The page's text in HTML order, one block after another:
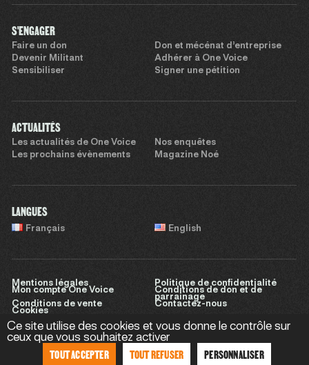
S'ENGAGER
Faire un don
Don et mécénat d’entreprise
Devenir Militant
Adhérer à One Voice
Sensibiliser
Signer une pétition
ACTUALITÉS
Les actualités de One Voice
Nos enquêtes
Les prochains évènements
Magazine Noé
LANGUES
Français English
Mentions légales
Politique de confidentialité
Mon compte One Voice
Conditions de don et de
parrainage
Conditions de vente
Contactez-nous
Cookies
Site réalisé parSweet Punk
Ce site utilise des cookies et vous donne le contrôle sur
ceux que vous souhaitez activer
TOUT ACCEPTER TOUT REFUSER PERSONNALISER